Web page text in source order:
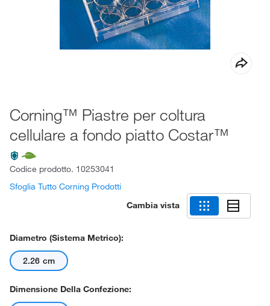
Corning™ Piastre per coltura
cellulare a fondo piatto Costar™
Codice prodotto. 10253041
Sfoglia Tutto Corning Prodotti
Cambia vista
Diametro (sistema Metrico):
2.26 cm
Dimensione Della Confezione: